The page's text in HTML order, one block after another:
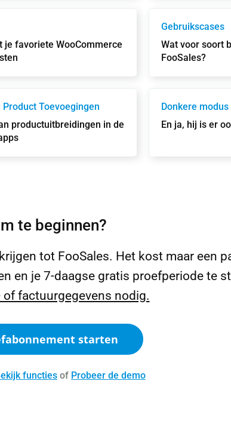
je favoriete WooCommerce
Gebruikscases
Wat voor soort
FooSales?
Toevoegingen
productuitbreidingen in de
Donkere modus
En ja, hij is er
te beginnen?
tot FooSales. Het kost maar een
en je 7-daagse gratis proefperiode te
of factuurgegevens nodig.
starten
functies of Probeer de demo